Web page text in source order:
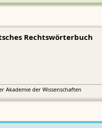
Rechtswörterbuch
Akademie der Wissenschaften